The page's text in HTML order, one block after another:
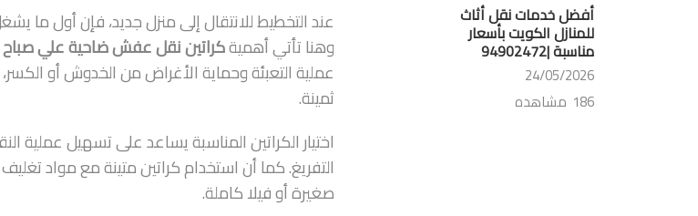
أفضل خدمات نقل أثاث
للمنازل الكويت بأسعار
مناسبة |94902472
24/05/2026
186 مشاهده
عند التخطيط للانتقال إلى منزل جديد، فإن أول ما
وهنا تأتي أهميةكراتين نقل عفش ضاحية علي صباح
عملية التعبئة وحماية الأغراض من الخدوش أو
ثمينة.
اختيار الكراتين المناسبة يساعد على تسهيل عملية
التفريغ. كما أن استخدام كراتين متينة مع مواد
صغيرة أو فيلا كاملة.